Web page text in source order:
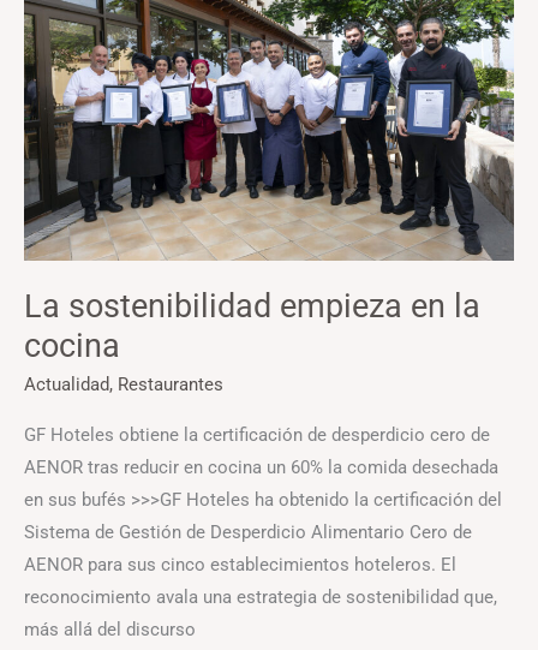
La sostenibilidad empieza en la
cocina
Actualidad, Restaurantes
GF Hoteles obtiene la certificación de desperdicio cero de
AENOR tras reducir en cocina un 60% la comida desechada
en sus bufés >>>GF Hoteles ha obtenido la certificación del
Sistema de Gestión de Desperdicio Alimentario Cero de
AENOR para sus cinco establecimientos hoteleros. El
reconocimiento avala una estrategia de sostenibilidad que,
más allá del discurso
empieza
en
la
cocina